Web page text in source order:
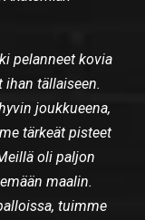
pelanneet kovia
tällaiseen.
joukkueena,
tärkeät pisteet
oli paljon
maalin.
tuimme